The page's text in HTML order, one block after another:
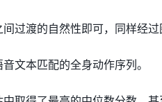
过渡的自然性即可，同样经过
文本匹配的全身动作序列。